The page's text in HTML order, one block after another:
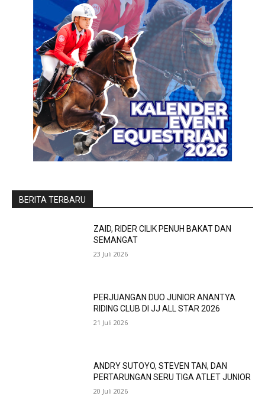
BERITA TERBARU
ZAID, RIDER CILIK PENUH BAKAT DAN
SEMANGAT
23 Juli 2026
PERJUANGAN DUO JUNIOR ANANTYA
RIDING CLUB DI JJ ALL STAR 2026
21 Juli 2026
ANDRY SUTOYO, STEVEN TAN, DAN
PERTARUNGAN SERU TIGA ATLET JUNIOR
20 Juli 2026